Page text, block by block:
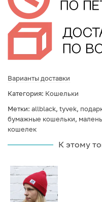
Варианты доставки
Категория: Кошельки
Метки: allblack, tyvek,
бумажные кошельки,
кошелек
К этому